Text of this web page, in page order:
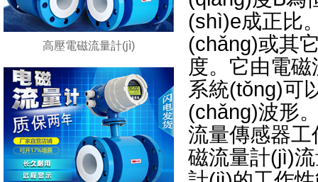
高壓電磁流量計(jì)
(shì)e成正比
(chǎng)或其
度。它由
系統(tǒng)可
(chǎng)波形
流量傳感器工
磁流量計(jì)